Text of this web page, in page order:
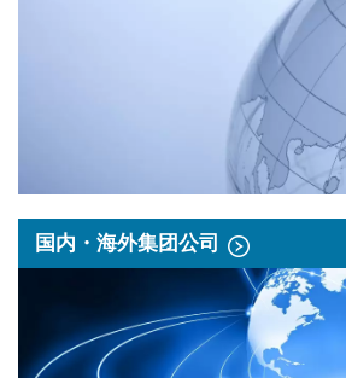
国内・海外集团公司